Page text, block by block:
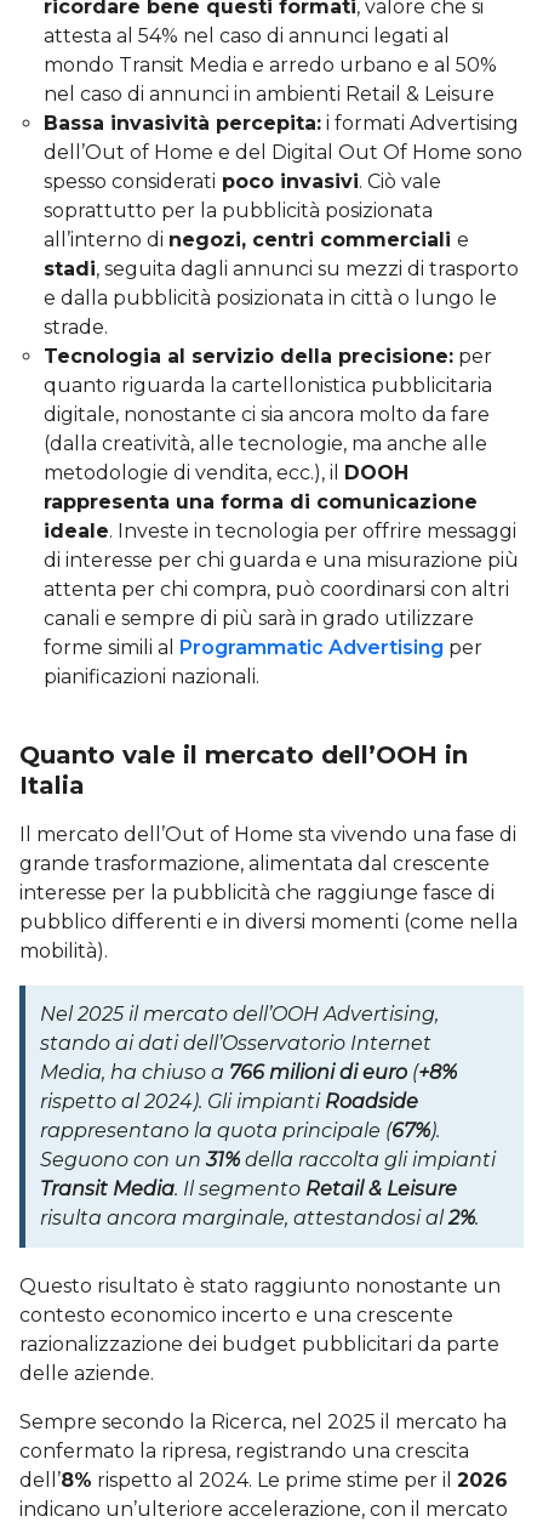
ricordare bene questi formati, valore che si
attesta al 54% nel caso di annunci legati al
mondo Transit Media e arredo urbano e al 50%
nel caso di annunci in ambienti Retail & Leisure
Bassa invasività percepita: i formati Advertising
dell’Out of Home e del Digital Out Of Home sono
spesso considerati poco invasivi. Ciò vale
soprattutto per la pubblicità posizionata
all’interno di negozi, centri commerciali e
stadi, seguita dagli annunci su mezzi di trasporto
e dalla pubblicità posizionata in città o lungo le
strade.
Tecnologia al servizio della precisione: per
quanto riguarda la cartellonistica pubblicitaria
digitale, nonostante ci sia ancora molto da fare
(dalla creatività, alle tecnologie, ma anche alle
metodologie di vendita, ecc.), il DOOH
rappresenta una forma di comunicazione
ideale. Investe in tecnologia per offrire messaggi
di interesse per chi guarda e una misurazione più
attenta per chi compra, può coordinarsi con altri
canali e sempre di più sarà in grado utilizzare
forme simili al Programmatic Advertising per
pianificazioni nazionali.
Quanto vale il mercato dell’OOH in
Italia
Il mercato dell’Out of Home sta vivendo una fase di
grande trasformazione, alimentata dal crescente
interesse per la pubblicità che raggiunge fasce di
pubblico differenti e in diversi momenti (come nella
mobilità).
Nel 2025 il mercato dell’OOH Advertising,
stando ai dati dell’Osservatorio Internet
Media, ha chiuso a 766 milioni di euro (+8%
rispetto al 2024). Gli impianti Roadside
rappresentano la quota principale (67%).
Seguono con un31% della raccolta gli impianti
Transit Media. Il segmento Retail & Leisure
risulta ancora marginale, attestandosi al2%.
Questo risultato è stato raggiunto nonostante un
contesto economico incerto e una crescente
razionalizzazione dei budget pubblicitari da parte
delle aziende.
Sempre secondo la Ricerca, nel 2025 il mercato ha
confermato la ripresa, registrando una crescita
dell’8% rispetto al 2024. Le prime stime per il 2026
indicano un’ulteriore accelerazione, con il mercato